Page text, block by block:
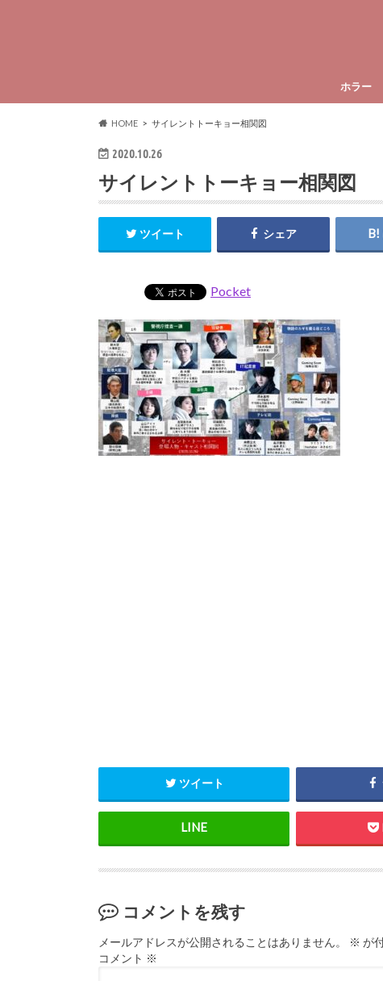
ホラー
HOME サイレントトーキョー相関図
2020.10.26
サイレントトーキョー相関図
ツイート シェア
Pocket
ツイート
コメントを残す
メールアドレスが公開されることはありません。 ※ が
コメント ※